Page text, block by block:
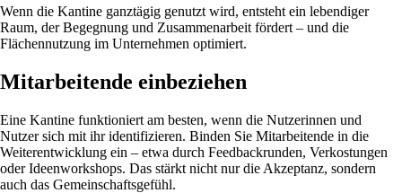
Wenn die Kantine ganztägig genutzt wird, entsteht ein lebendiger
Raum, der Begegnung und Zusammenarbeit fördert – und die
Flächennutzung im Unternehmen optimiert.
Mitarbeitende einbeziehen
Eine Kantine funktioniert am besten, wenn die Nutzerinnen und
Nutzer sich mit ihr identifizieren. Binden Sie Mitarbeitende in die
Weiterentwicklung ein – etwa durch Feedbackrunden, Verkostungen
oder Ideenworkshops. Das stärkt nicht nur die Akzeptanz, sondern
auch das Gemeinschaftsgefühl.